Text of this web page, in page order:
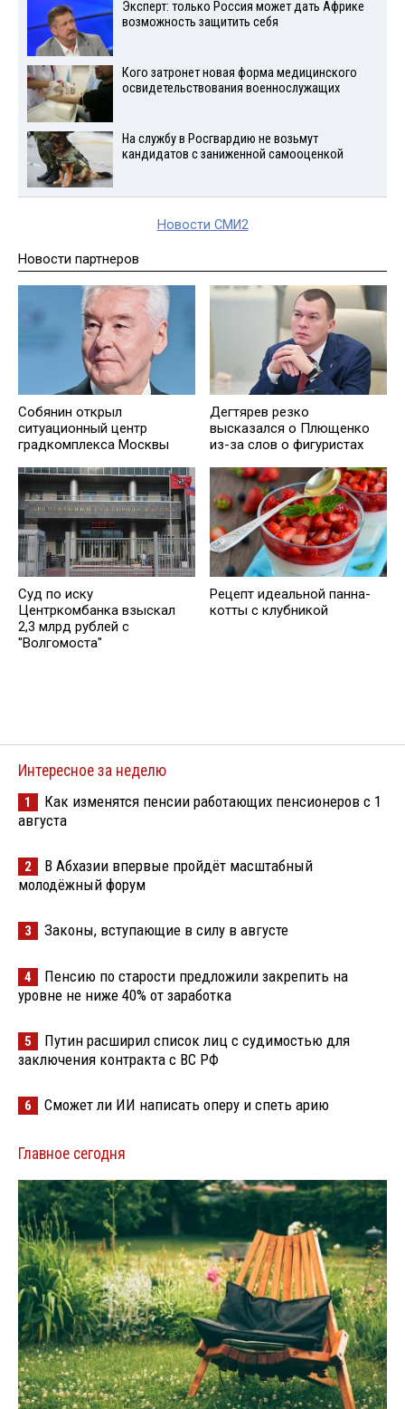
Эксперт: только Россия может дать Африке
возможность защитить себя
Кого затронет новая форма медицинского
освидетельствования военнослужащих
На службу в Росгвардию не возьмут
кандидатов с заниженной самооценкой
Новости СМИ2
Новости партнеров
Собянин открыл
ситуационный центр
градкомплекса Москвы
Дегтярев резко
высказался о Плющенко
из-за слов о фигуристах
Суд по иску
Центркомбанка взыскал
2,3 млрд рублей с
"Волгомоста"
Рецепт идеальной панна-
котты с клубникой
Интересное за неделю
1
Как изменятся пенсии работающих пенсионеров с 1
августа
2
В Абхазии впервые пройдёт масштабный
молодёжный форум
3 Законы, вступающие в силу в августе
4
Пенсию по старости предложили закрепить на
уровне не ниже 40% от заработка
5
Путин расширил список лиц с судимостью для
заключения контракта с ВС РФ
6 Сможет ли ИИ написать оперу и спеть арию
Главное сегодня